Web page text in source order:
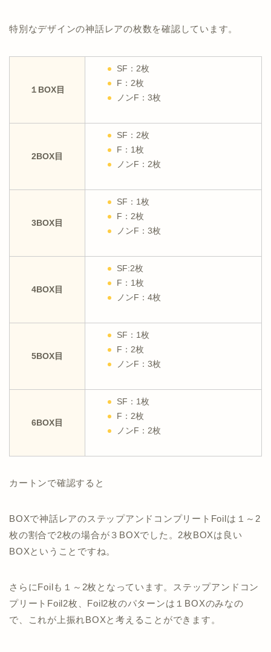
特別なデザインの神話レアの枚数を確認しています。
１BOX目
SF：2枚
F：2枚
ノンF：3枚
2BOX目
SF：2枚
F：1枚
ノンF：2枚
3BOX目
SF：1枚
F：2枚
ノンF：3枚
4BOX目
SF:2枚
F：1枚
ノンF：4枚
5BOX目
SF：1枚
F：2枚
ノンF：3枚
6BOX目
SF：1枚
F：2枚
ノンF：2枚
カートンで確認すると
BOXで神話レアのステップアンドコンプリートFoilは１～2
枚の割合で2枚の場合が３BOXでした。2枚BOXは良い
BOXということですね。
さらにFoilも１～2枚となっています。ステップアンドコン
プリートFoil2枚、Foil2枚のパターンは１BOXのみなの
で、これが上振れBOXと考えることができます。